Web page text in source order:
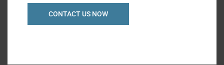
CONTACT US NOW